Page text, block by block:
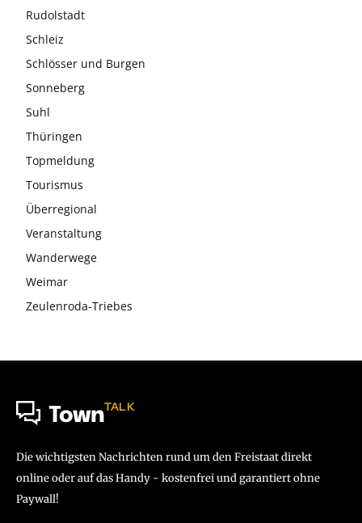
Rudolstadt
Schleiz
Schlösser und Burgen
Sonneberg
Suhl
Thüringen
Topmeldung
Tourismus
Überregional
Veranstaltung
Wanderwege
Weimar
Zeulenroda-Triebes
TownTALK
Die wichtigsten Nachrichten rund um den Freistaat direkt
online oder auf das Handy - kostenfrei und garantiert ohne
Paywall!